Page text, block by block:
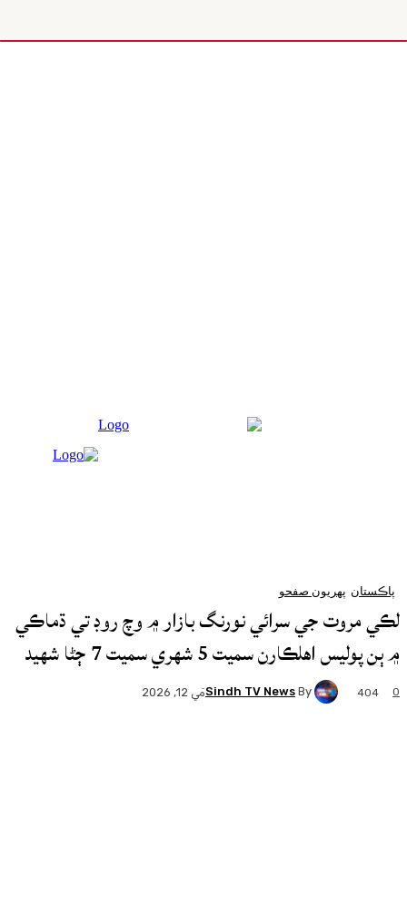
پهريون صفحو
جي سرائي نورنگ بازار ۾ وچ روڊ تي ڌماڪي
سميت 5 شهري سميت 7 ڄڻا شهيد
By
Sindh TV Newsمَي 12, 2026